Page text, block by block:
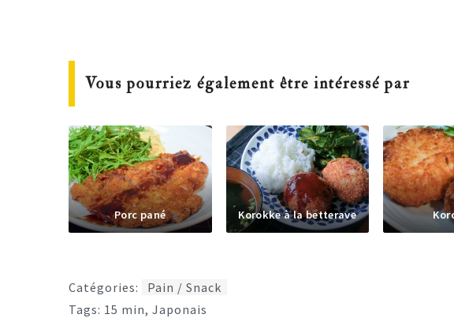
Vous pourriez également être intéressé par
Porc pané Korokke à la betterave
Catégories:
Pain / Snack
Tags: 15 min, Japonais